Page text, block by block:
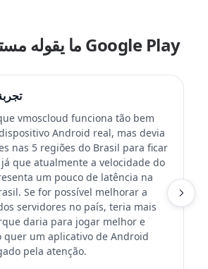
ما يقوله مستخدمونا على Google Play
vmoscloud funciona tão bem
Android real, mas devia
nas 5 regiões do Brasil para ficar
que atualmente a velocidade do
um pouco de latência na
Se for possível melhorar a
servidores no país, teria mais
daria para jogar melhor e
quer um aplicativo de Android
pela atenção.